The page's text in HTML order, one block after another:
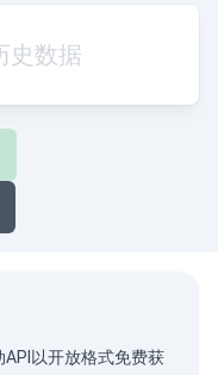
史数据
API 以开放格式免费获